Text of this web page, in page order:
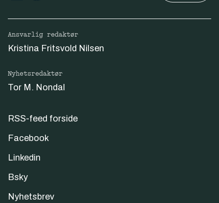
Ansvarlig redaktør
Kristina Fritsvold Nilsen
Nyhetsredaktør
Tor M. Nondal
RSS-feed forside
Facebook
Linkedin
Bsky
Nyhetsbrev